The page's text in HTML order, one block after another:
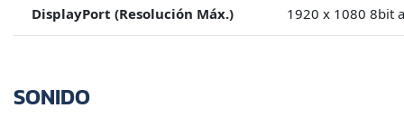
DisplayPort (Resolución Máx.) 1920 x 1080 8bit
SONIDO